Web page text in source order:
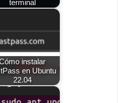
terminal
instalar
en Ubuntu
22.04